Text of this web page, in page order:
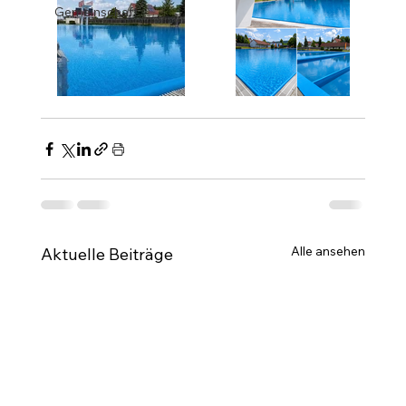
Gemeinschaft
Aktuelle Beiträge Alle ansehen